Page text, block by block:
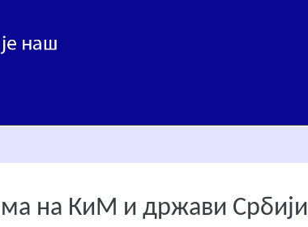
на КиМ и држави Србији